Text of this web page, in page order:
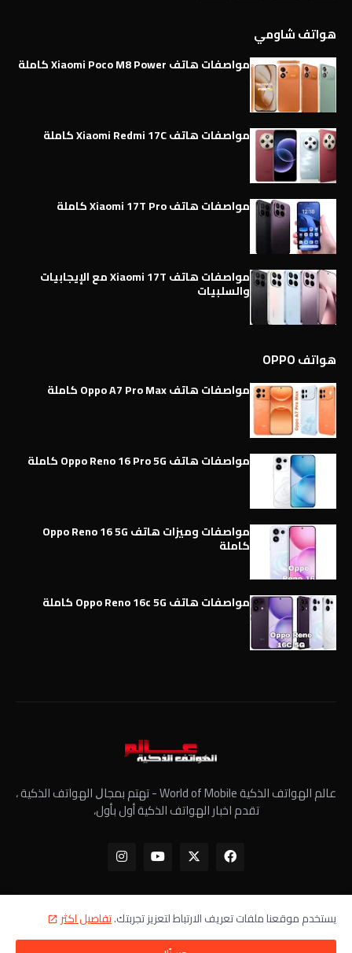
هواتف شاومي
مواصفات هاتف Xiaomi Poco M8 Power كاملة
مواصفات هاتف Xiaomi Redmi 17C كاملة
مواصفات هاتف Xiaomi 17T Pro كاملة
مواصفات هاتف Xiaomi 17T مع الإيجابيات
والسلبيات
هواتف OPPO
مواصفات هاتف Oppo A7 Pro Max كاملة
مواصفات هاتف Oppo Reno 16 Pro 5G كاملة
مواصفات وميزات هاتف Oppo Reno 16 5G
كاملة
مواصفات هاتف Oppo Reno 16c 5G كاملة
عالم الهواتف الذكية World of Mobile - ﺗﻬﺘﻢ ﺑﻤﺠﺎﻝ الهواتف الذكية ،
تقدم اخبار الهواتف الذكية أول بأول،
الرئيسية معلومات عنا سياسة الخصوصية اتصل بنا
يستخدم موقعنا ملفات تعريف الارتباط لتعزيز تجربتك.تفاصيل اكثر